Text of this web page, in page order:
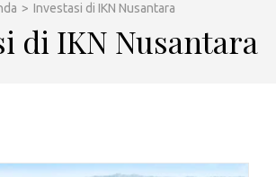
> Investasi di IKN Nusantara
di IKN Nusantara